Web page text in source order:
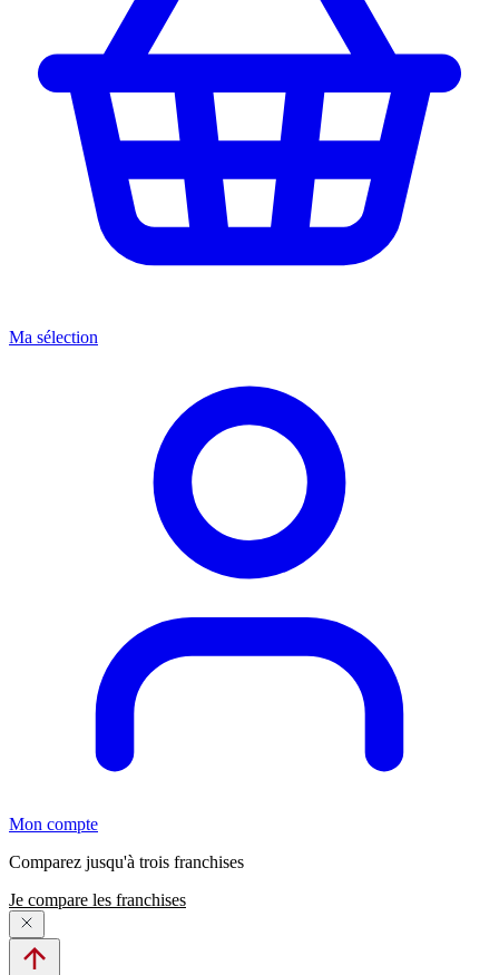
Ma sélection
Mon compte
Comparez jusqu'à trois franchises
Je compare les franchises